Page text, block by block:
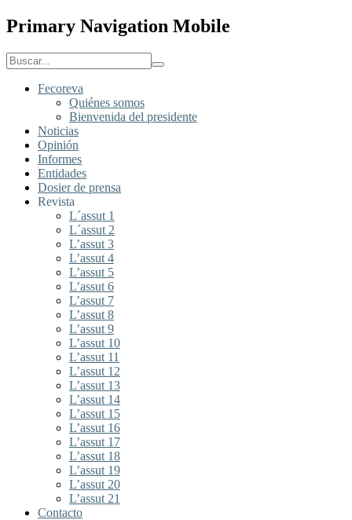
Primary Navigation Mobile
Fecoreva
Quiénes somos
Bienvenida del presidente
Noticias
Opinión
Informes
Entidades
Dosier de prensa
Revista
L´assut 1
L´assut 2
L’assut 3
L’assut 4
L’assut 5
L’assut 6
L’assut 7
L’assut 8
L’assut 9
L’assut 10
L’assut 11
L’assut 12
L’assut 13
L’assut 14
L’assut 15
L’assut 16
L’assut 17
L’assut 18
L’assut 19
L’assut 20
L’assut 21
Contacto